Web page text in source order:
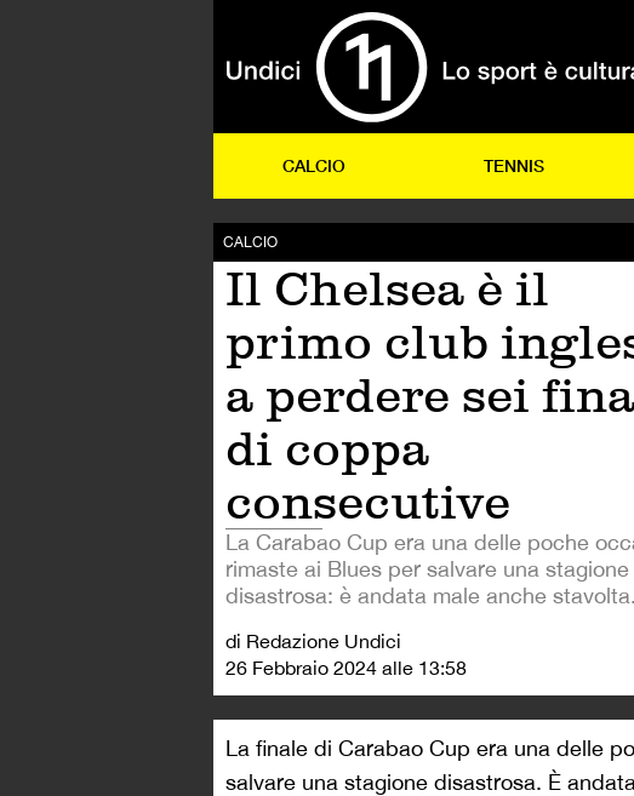
CALCIO TENNIS
CALCIO
Il Chelsea è il
primo club
a perdere sei
di coppa
consecutive
La Carabao Cup era una delle poche
rimaste ai Blues per salvare una stagione
disastrosa: è andata male anche stavolta.
di Redazione Undici
26 Febbraio 2024 alle 13:58
La finale di Carabao Cup era una delle
salvare una stagione disastrosa. È